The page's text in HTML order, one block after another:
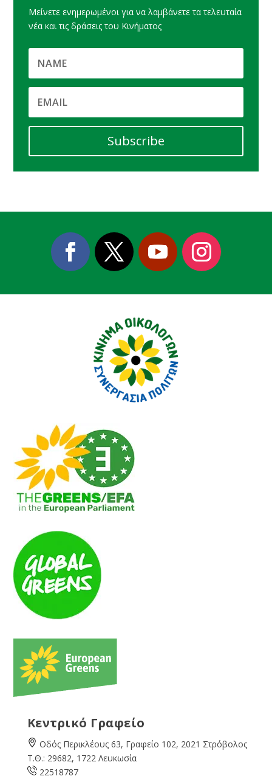
Μείνετε ενημερωμένοι για να λαμβάνετε τα τελευταία
νέα και τις δράσεις του Κινήματος
Subscribe
Κεντρικό Γραφείο
Οδός Περικλέους 63, Γραφείο 102, 2021 Στρόβολος
Τ.Θ.: 29682, 1722 Λευκωσία
22518787